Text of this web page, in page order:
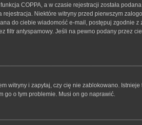
COPPA, a w czasie rejestracji została
rejestracja. Niektóre witryny przed pierwszym
do ciebie wiadomość e-mail, postępuj zgodnie z
filtr antyspamowy. Jeśli na pewno podany przez
witryny i zapytaj, czy cię nie zablokowano. Istnieje
go o tym problemie. Musi on go naprawić.